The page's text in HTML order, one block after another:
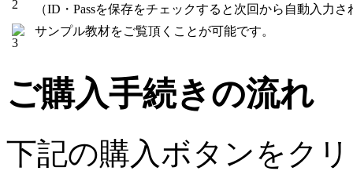
（ID・Passを保存をチェックすると次回から自動入力さ
サンプル教材をご覧頂くことが可能です。
ご購入手続きの流れ
下記の購入ボタンをク